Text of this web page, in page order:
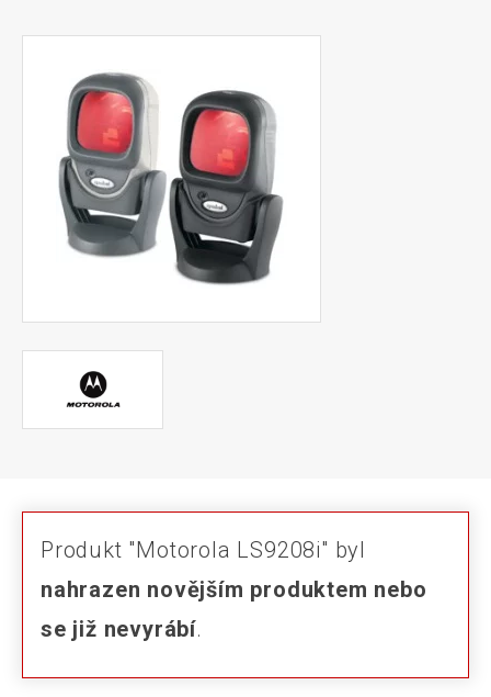
Produkt "Motorola LS9208i" byl
nahrazen novějším produktem nebo
se již nevyrábí.